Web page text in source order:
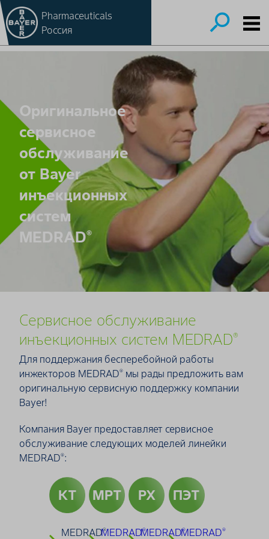
Pharmaceuticals
Россия
Оригинальное
сервисное
обслуживание
от Bayer
инъекционных
систем
MEDRAD®
Сервисное обслуживание
инъекционных систем MEDRAD®
Для поддержания бесперебойной работы
инжекторов MEDRAD® мы рады предложить вам
оригинальную сервисную поддержку компании
Bayer!
Компания Bayer предоставляет сервисное
обслуживание следующих моделей линейки
MEDRAD®:
КТ
MEDRAD®
МРТ
MEDRAD®
РХ
MEDRAD®
ПЭТ
MEDRAD®